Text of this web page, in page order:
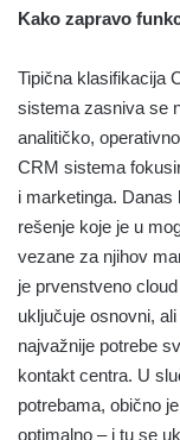
Kako zapravo
Tipična klasifikacija
sistema zasniva se
analitičko,
CRM sistema
i marketinga.
rešenje koje je u
vezane za njihov
je prvenstveno
uključuje osnovni,
najvažnije potrebe
kontakt centra. U
potrebama, obično
optimalno – i tu se